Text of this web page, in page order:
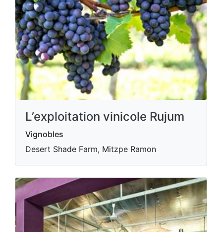
L’exploitation vinicole Rujum
Vignobles
Desert Shade Farm, Mitzpe Ramon